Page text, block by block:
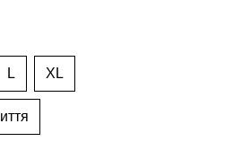
L XL